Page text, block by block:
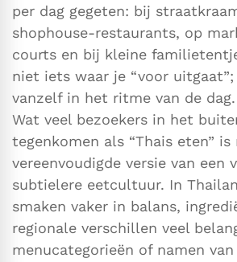
per dag gegeten: bij
shophouse-restaurants, op
courts en bij kleine
niet iets waar je “voor
vanzelf in het ritme van de dag.
Wat veel bezoekers in het
tegenkomen als “Thais eten” is
vereenvoudigde versie van een
subtielere eetcultuur. In
smaken vaker in balans,
regionale verschillen veel
menucategorieën of namen